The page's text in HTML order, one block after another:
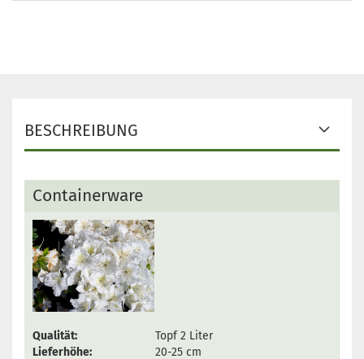
BESCHREIBUNG
Containerware
Qualität:
Topf 2 Liter
Lieferhöhe:
20-25 cm